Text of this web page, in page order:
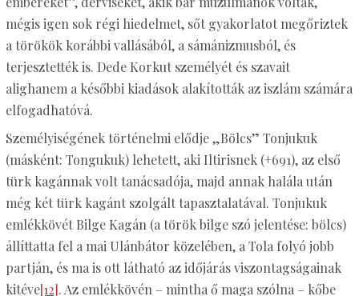
mégis igen sok régi hiedelmet, sőt gyakorlatot megőriztek
a törökök korábbi vallásából, a sámánizmusból, és
terjesztették is. Dede Korkut személyét és szavait
alighanem a későbbi kiadások alakították az iszlám számára
elfogadhatóvá.
Személyiségének történelmi elődje „Bölcs” Tonjukuk
(másként: Tongukuk) lehetett, aki Iltirisnek (+691), az első
türk kagánnak volt tanácsadója, majd annak halála után
még két türk kagánt szolgált tapasztalatával. Tonjukuk
emlékkövét Bilge Kagán (a török bilge szó jelentése: bölcs)
állíttatta fel a mai Ulánbátor közelében, a Tola folyó jobb
partján, és ma is ott látható az időjárás viszontagságainak
kitéve[12]. Az emlékkövén – mintha ő maga szólna – kőbe